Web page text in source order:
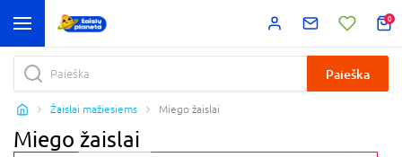
0
Paieška
Žaislai mažiesiems Miego žaislai
Miego žaislai